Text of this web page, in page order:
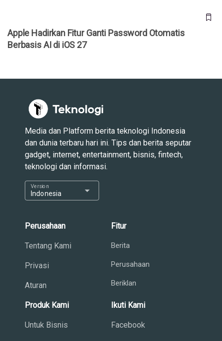
Apple Hadirkan Fitur Ganti Password Otomatis
Berbasis AI di iOS 27
Media dan Platform berita teknologi Indonesia
dan dunia terbaru hari ini. Tips dan berita seputar
gadget, internet, entertainment, bisnis, fintech,
teknologi dan informasi.
Indonesia
Version arrow_drop_down
Perusahaan
Tentang Kami
Privasi
Aturan
Fitur
Berita
Perusahaan
Beriklan
Produk Kami
Untuk Bisnis
Ikuti Kami
Facebook